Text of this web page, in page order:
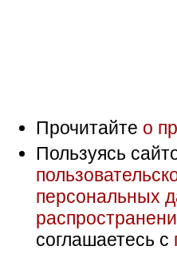
Прочитайте о
Пользуясь
персональных
соглашаетесь с